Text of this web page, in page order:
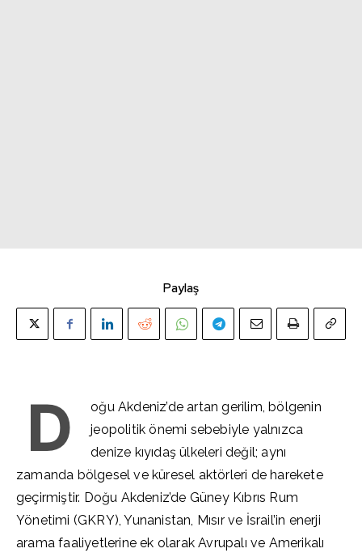
Paylaş
D
oğu Akdeniz’de artan gerilim, bölgenin
jeopolitik önemi sebebiyle yalnızca
denize kıyıdaş ülkeleri değil; aynı
zamanda bölgesel ve küresel aktörleri de harekete
geçirmiştir. Doğu Akdeniz’de Güney Kıbrıs Rum
Yönetimi (GKRY), Yunanistan, Mısır ve İsrail’in enerji
arama faaliyetlerine ek olarak Avrupalı ve Amerikalı